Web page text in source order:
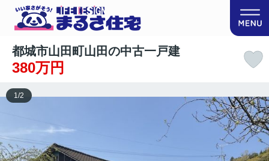
都城市山田町山田の中古一戸建
380万円
1/2